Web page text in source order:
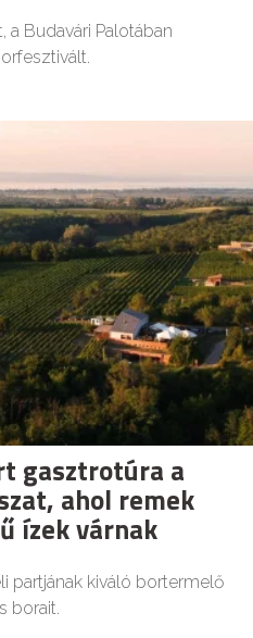
a Budavári Palotában
gasztrotúra a
ahol remek
ízek várnak
partjának kiváló bortermelő
borait.